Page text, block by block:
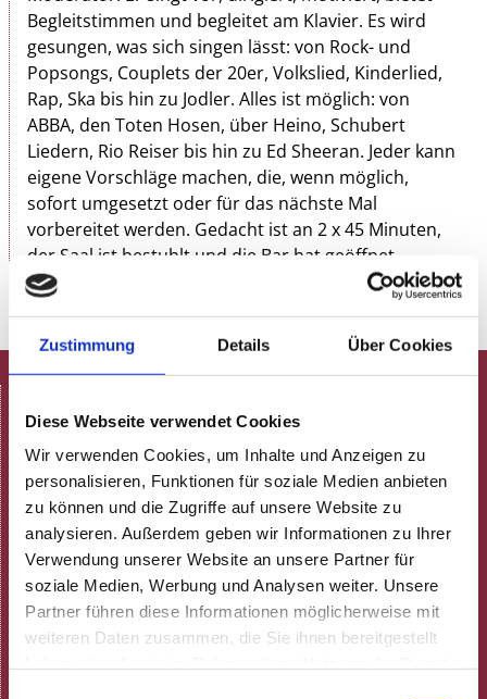
Zustimmung Details Über Cookies
Diese Webseite verwendet Cookies
Wir verwenden Cookies, um Inhalte und Anzeigen zu
personalisieren, Funktionen für soziale Medien anbieten
zu können und die Zugriffe auf unsere Website zu
analysieren. Außerdem geben wir Informationen zu Ihrer
Verwendung unserer Website an unsere Partner für
soziale Medien, Werbung und Analysen weiter. Unsere
Partner führen diese Informationen möglicherweise mit
weiteren Daten zusammen, die Sie ihnen bereitgestellt
Begleitstimmen und begleitet am Klavier. Es wird
gesungen, was sich singen lässt: von Rock- und
Popsongs, Couplets der 20er, Volkslied, Kinderlied,
Rap, Ska bis hin zu Jodler. Alles ist möglich: von
ABBA, den Toten Hosen, über Heino, Schubert
Liedern, Rio Reiser bis hin zu Ed Sheeran. Jeder kann
eigene Vorschläge machen, die, wenn möglich,
sofort umgesetzt oder für das nächste Mal
vorbereitet werden. Gedacht ist an 2 x 45 Minuten,
der Saal ist bestuhlt und die Bar hat geöffnet.
Spielplan
Aktuelle Termine
Programmheft (pdf)
Neulich in der Rosenau!
ARCHIV
Gastronomie
Speisekarte
Feiern